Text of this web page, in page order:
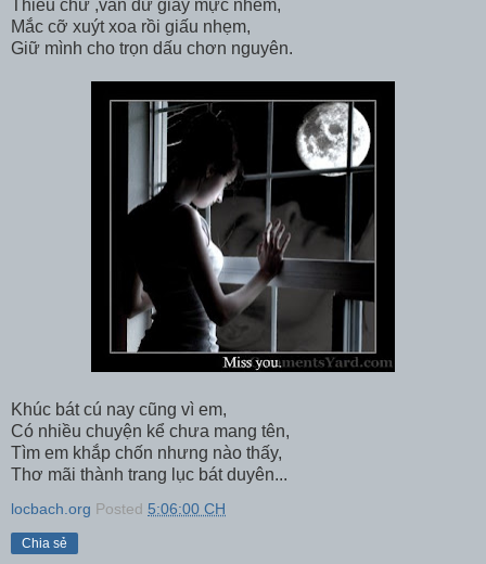
Thiếu chữ ,vần dư giấy mực nhèm,
Mắc cỡ xuýt xoa rồi giấu nhẹm,
Giữ mình cho trọn dấu chơn nguyên.
Khúc bát cú nay cũng vì em,
Có nhiều chuyện kể chưa mang tên,
Tìm em khắp chốn nhưng nào thấy,
Thơ mãi thành trang lục bát duyên...
locbach.org Posted 5:06:00 CH
Chia sẻ